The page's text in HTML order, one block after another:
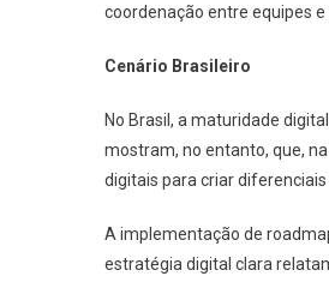
coordenação entre equipes
Cenário Brasileiro
No Brasil, a maturidade
mostram, no entanto, que,
digitais para criar
A implementação de
estratégia digital clara